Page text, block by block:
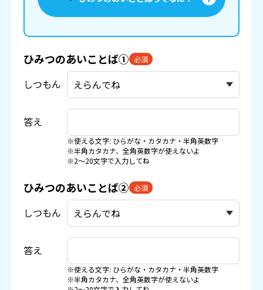
ひみつのあいことば① 必須
しつもん
答え
※使える文字: ひらがな・カタカナ・半角英数字
※半角カタカナ、全角英数字が使えないよ
※2〜20文字で入力してね
ひみつのあいことば② 必須
しつもん
答え
※使える文字: ひらがな・カタカナ・半角英数字
※半角カタカナ、全角英数字が使えないよ